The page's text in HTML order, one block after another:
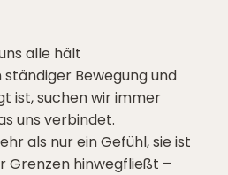
alle hält
ständiger Bewegung und
ist, suchen wir immer
uns verbindet.
als nur ein Gefühl, sie ist
Grenzen hinwegfließt –